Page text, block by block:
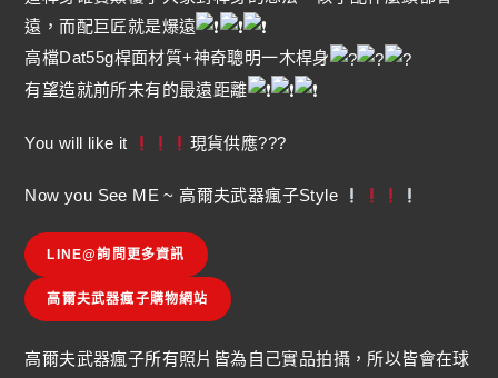
遠，而配巨匠就是爆遠
高檔Dat55g桿面材質+神奇聰明一木桿身
有望造就前所未有的最遠距離
You will like it 現貨供應???
Now you See ME ~ 高爾夫武器瘋子Style
LINE@詢問更多資訊
高爾夫武器瘋子購物網站
高爾夫武器瘋子所有照片皆為自己實品拍攝，所以皆會在球